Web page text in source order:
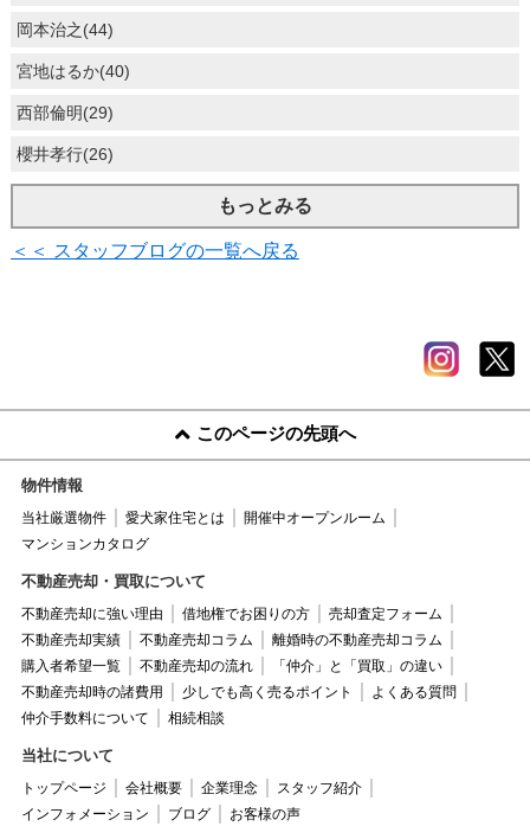
岡本治之(44)
宮地はるか(40)
西部倫明(29)
櫻井孝行(26)
もっとみる
＜＜ スタッフブログの一覧へ戻る
このページの先頭へ
物件情報
当社厳選物件 愛犬家住宅とは
開催中オープンルーム
マンションカタログ
不動産売却・買取について
不動産売却に強い理由 借地権でお困りの方
売却査定フォーム
不動産売却実績
不動産売却コラム
離婚時の不動産売却コラム
購入者希望一覧
不動産売却の流れ
「仲介」と「買取」の違い
不動産売却時の諸費用
少しでも高く売るポイント
よくある質問
仲介手数料について
相続相談
当社について
トップページ 会社概要 企業理念
スタッフ紹介
インフォメーション
ブログ お客様の声